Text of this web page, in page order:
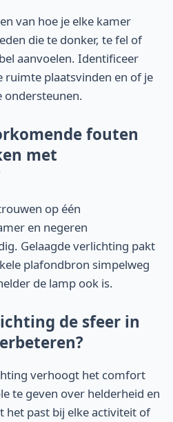
van hoe je elke kamer
die te donker, te fel of
aanvoelen. Identificeer
ruimte plaatsvinden en of je
ondersteunen.
fouten
met
op één
en negeren
Gelaagde verlichting pakt
plafondbron simpelweg
de lamp ook is.
de sfeer in
verhoogt het comfort
te geven over helderheid en
het past bij elke activiteit of